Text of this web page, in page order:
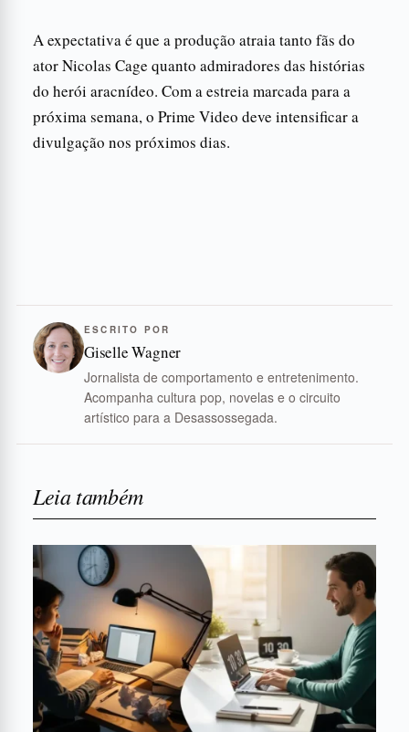
A expectativa é que a produção atraia tanto fãs do
ator Nicolas Cage quanto admiradores das histórias
do herói aracnídeo. Com a estreia marcada para a
próxima semana, o Prime Video deve intensificar a
divulgação nos próximos dias.
ESCRITO POR
Giselle Wagner
Jornalista de comportamento e entretenimento.
Acompanha cultura pop, novelas e o circuito
artístico para a Desassossegada.
Leia também